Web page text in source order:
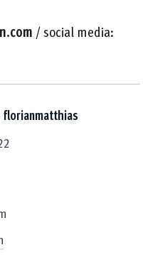
/ social media:
florianmatthias